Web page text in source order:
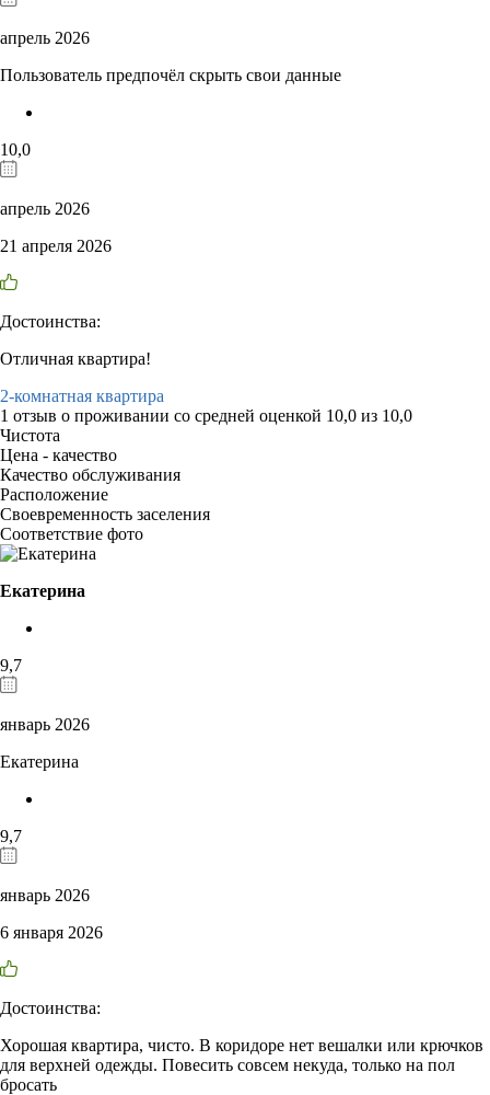
апрель 2026
Пользователь предпочёл скрыть свои данные
10,0
апрель 2026
21 апреля 2026
Достоинства:
Отличная квартира!
2-комнатная квартира
1 отзыв о проживании со средней оценкой 10,0 из 10,0
Чистота
Цена - качество
Качество обслуживания
Расположение
Своевременность заселения
Соответствие фото
Екатерина
9,7
январь 2026
Екатерина
9,7
январь 2026
6 января 2026
Достоинства:
Хорошая квартира, чисто. В коридоре нет вешалки или крючков
для верхней одежды. Повесить совсем некуда, только на пол
бросать